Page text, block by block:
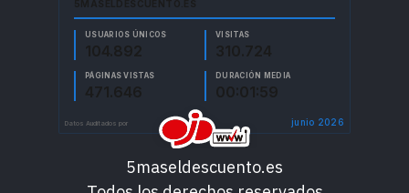
5maseldescuento.es